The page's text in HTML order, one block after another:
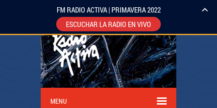
MENU
FM RADIO ACTIVA | PRIMAVERA 2022
ESCUCHAR LA RADIO EN VIVO